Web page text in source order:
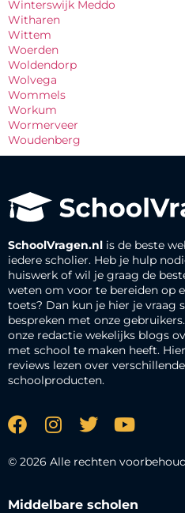
Winterswijk Meddo
Witharen
Wittem
Woerden
Woldendorp
Wolvega
Wommels
Workum
Wormerveer
Woudenberg
SchoolVragen.nl is de beste
iedere scholier. Heb je hulp
huiswerk of wil je graag de
weten om voor te bereiden op
toets? Dan kun je hier je vraag
bespreken met onze
onze redactie wekelijks blogs
met school te maken heeft.
reviews lezen over verschillende
schoolproducten.
© 2026 Alle rechten
Middelbare scholen